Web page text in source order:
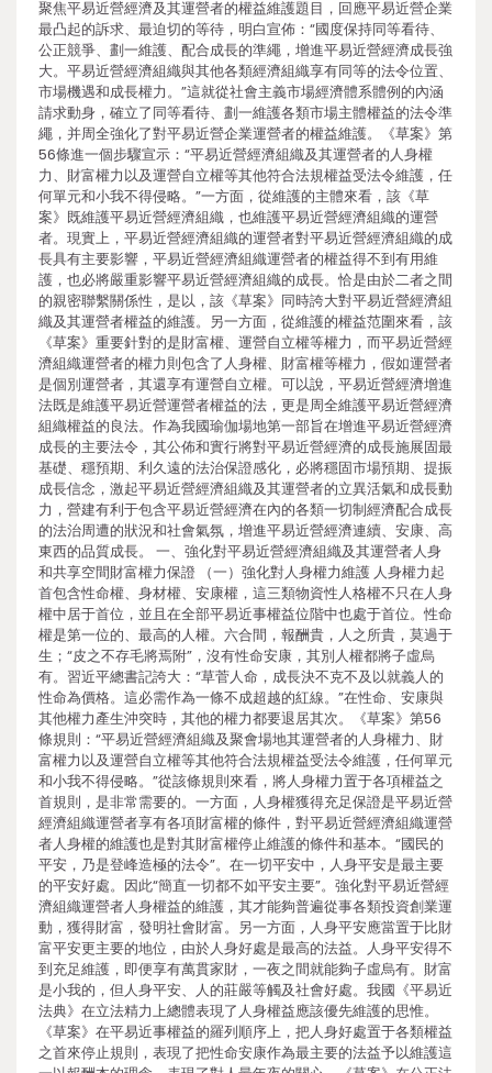
聚焦平易近營經濟及其運營者的權益維護題目，回應平易近營企業
最凸起的訴求、最迫切的等待，明白宣佈：“國度保持同等看待、
公正競爭、劃一維護、配合成長的準繩，增進平易近營經濟成長強
大。平易近營經濟組織與其他各類經濟組織享有同等的法令位置、
市場機遇和成長權力。”這就從社會主義市場經濟體系體例的內涵
請求動身，確立了同等看待、劃一維護各類市場主體權益的法令準
繩，并周全強化了對平易近營企業運營者的權益維護。《草案》第
56條進一個步驟宣示：“平易近營經濟組織及其運營者的人身權
力、財富權力以及運營自立權等其他符合法規權益受法令維護，任
何單元和小我不得侵略。”一方面，從維護的主體來看，該《草
案》既維護平易近營經濟組織，也維護平易近營經濟組織的運營
者。現實上，平易近營經濟組織的運營者對平易近營經濟組織的成
長具有主要影響，平易近營經濟組織運營者的權益得不到有用維
護，也必將嚴重影響平易近營經濟組織的成長。恰是由於二者之間
的親密聯繫關係性，是以，該《草案》同時誇大對平易近營經濟組
織及其運營者權益的維護。另一方面，從維護的權益范圍來看，該
《草案》重要針對的是財富權、運營自立權等權力，而平易近營經
濟組織運營者的權力則包含了人身權、財富權等權力，假如運營者
是個別運營者，其還享有運營自立權。可以說，平易近營經濟增進
法既是維護平易近營運營者權益的法，更是周全維護平易近營經濟
組織權益的良法。作為我國瑜伽場地第一部旨在增進平易近營經濟
成長的主要法令，其公佈和實行將對平易近營經濟的成長施展固最
基礎、穩預期、利久遠的法治保證感化，必將穩固市場預期、提振
成長信念，激起平易近營經濟組織及其運營者的立異活氣和成長動
力，營建有利于包含平易近營經濟在內的各類一切制經濟配合成長
的法治周遭的狀況和社會氣氛，增進平易近營經濟連續、安康、高
東西的品質成長。 一、強化對平易近營經濟組織及其運營者人身
和共享空間財富權力保證 （一）強化對人身權力維護 人身權力起
首包含性命權、身材權、安康權，這三類物資性人格權不只在人身
權中居于首位，並且在全部平易近事權益位階中也處于首位。性命
權是第一位的、最高的人權。六合間，報酬貴，人之所貴，莫過于
生；“皮之不存毛將焉附”，沒有性命安康，其別人權都將子虛烏
有。習近平總書記誇大：“草菅人命，成長決不克不及以就義人的
性命為價格。這必需作為一條不成超越的紅線。”在性命、安康與
其他權力產生沖突時，其他的權力都要退居其次。《草案》第56
條規則：“平易近營經濟組織及聚會場地其運營者的人身權力、財
富權力以及運營自立權等其他符合法規權益受法令維護，任何單元
和小我不得侵略。”從該條規則來看，將人身權力置于各項權益之
首規則，是非常需要的。一方面，人身權獲得充足保證是平易近營
經濟組織運營者享有各項財富權的條件，對平易近營經濟組織運營
者人身權的維護也是對其財富權停止維護的條件和基本。“國民的
平安，乃是登峰造極的法令”。在一切平安中，人身平安是最主要
的平安好處。因此“簡直一切都不如平安主要”。強化對平易近營經
濟組織運營者人身權益的維護，其才能夠普遍從事各類投資創業運
動，獲得財富，發明社會財富。另一方面，人身平安應當置于比財
富平安更主要的地位，由於人身好處是最高的法益。人身平安得不
到充足維護，即便享有萬貫家財，一夜之間就能夠子虛烏有。財富
是小我的，但人身平安、人的莊嚴等觸及社會好處。我國《平易近
法典》在立法精力上總體表現了人身權益應該優先維護的思惟。
《草案》在平易近事權益的羅列順序上，把人身好處置于各類權益
之首來停止規則，表現了把性命安康作為最主要的法益予以維護這